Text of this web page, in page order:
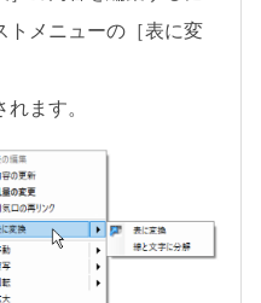
トメニューの［表に変
ます。